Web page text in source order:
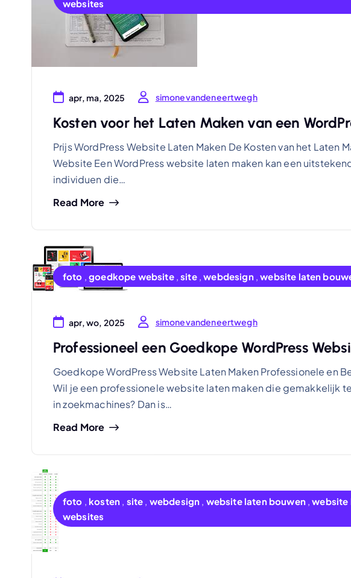
websites
apr, ma, 2025 simonevandeneertwegh
Kosten voor het Laten Maken van een
Prijs WordPress Website Laten Maken De Kosten van het Laten
Website Een WordPress website laten maken kan een
individuen die…
Read More
foto ,goedkope website,site,webdesign,website laten
apr, wo, 2025 simonevandeneertwegh
Professioneel een Goedkope WordPress
Goedkope WordPress Website Laten Maken Professionele en
Wil je een professionele website laten maken die gemakkelijk
in zoekmachines? Dan is…
Read More
foto , kosten , site , webdesign , website laten bouwen,website
websites